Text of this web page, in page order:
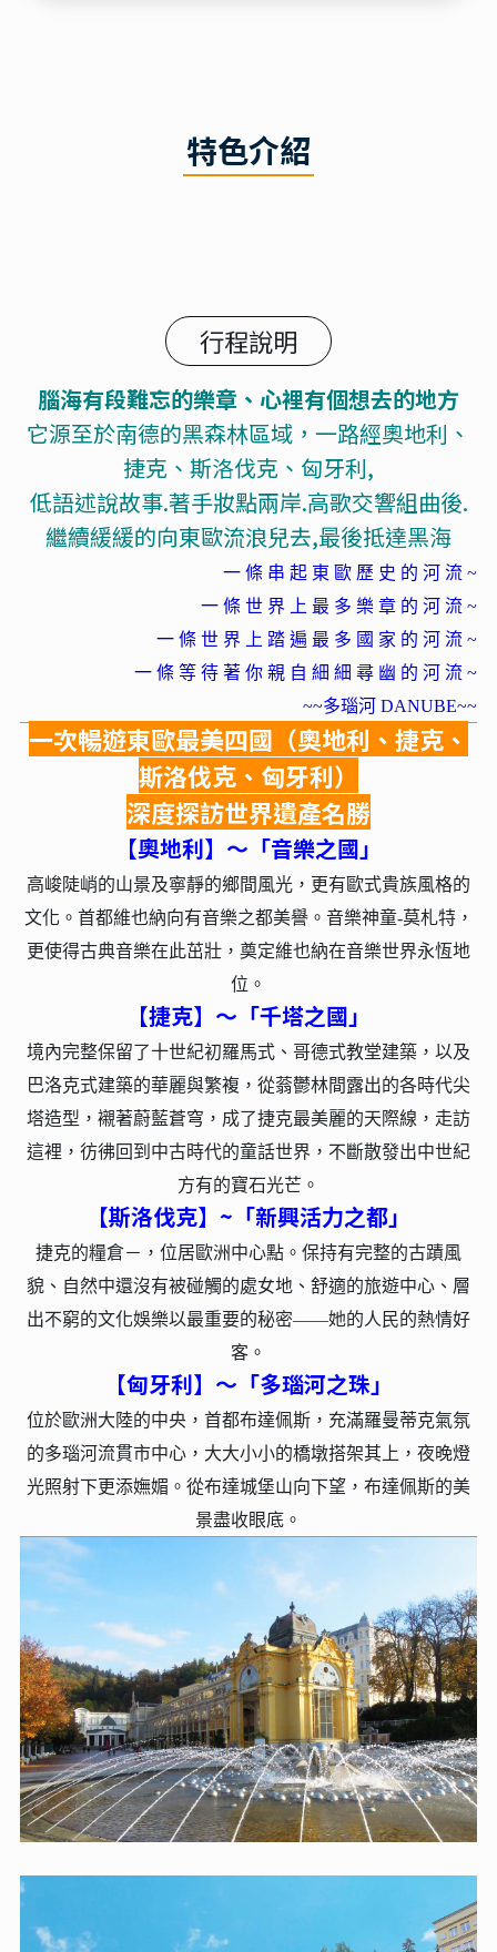
特色介紹
行程說明
腦海有段難忘的樂章、心裡有個想去的地方
它源至於南德的黑森林區域，一路經奧地利、
捷克、斯洛伐克、匈牙利,
低語述說故事.著手妝點兩岸.高歌交響組曲後.
繼續緩緩的向東歐流浪兒去,最後抵達黑海
一 條 串 起 東 歐 歷 史 的 河 流 ~
一 條 世 界 上 最 多 樂 章 的 河 流 ~
一 條 世 界 上 踏 遍 最 多 國 家 的 河 流 ~
一 條 等 待 著 你 親 自 細 細 尋 幽 的 河 流 ~
~~多瑙河 DANUBE~~
一次暢遊東歐最美四國（奧地利、捷克、
斯洛伐克、匈牙利）
深度探訪世界遺產名勝
【奧地利】～「音樂之國」
高峻陡峭的山景及寧靜的鄉間風光，更有歐式貴族風格的
文化。首都維也納向有音樂之都美譽。音樂神童-莫札特，
更使得古典音樂在此茁壯，奠定維也納在音樂世界永恆地
位。
【捷克】～「千塔之國」
境內完整保留了十世紀初羅馬式、哥德式教堂建築，以及
巴洛克式建築的華麗與繁複，從蓊鬱林間露出的各時代尖
塔造型，襯著蔚藍蒼穹，成了捷克最美麗的天際線，走訪
這裡，彷彿回到中古時代的童話世界，不斷散發出中世紀
方有的寶石光芒。
【斯洛伐克】~「新興活力之都」
捷克的糧倉－，位居歐洲中心點。保持有完整的古蹟風
貌、自然中還沒有被碰觸的處女地、舒適的旅遊中心、層
出不窮的文化娛樂以最重要的秘密——她的人民的熱情好
客。
【匈牙利】～「多瑙河之珠」
位於歐洲大陸的中央，首都布達佩斯，充滿羅曼蒂克氣氛
的多瑙河流貫市中心，大大小小的橋墩搭架其上，夜晚燈
光照射下更添嫵媚。從布達城堡山向下望，布達佩斯的美
景盡收眼底。